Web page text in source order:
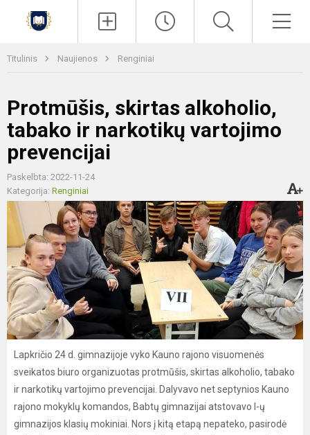
Titulinis Naujienos Renginiai
Protmūšis, skirtas alkoholio,
tabako ir narkotikų vartojimo
prevencijai
Paskelbta: 2022-11-24
Kategorija: Renginiai
Lapkričio 24 d. gimnazijoje vyko Kauno rajono visuomenės
sveikatos biuro organizuotas protmūšis, skirtas alkoholio, tabako
ir narkotikų vartojimo prevencijai. Dalyvavo net septynios Kauno
rajono mokyklų komandos, Babtų gimnazijai atstovavo I-ų
gimnazijos klasių mokiniai. Nors į kitą etapą nepateko, pasirodė